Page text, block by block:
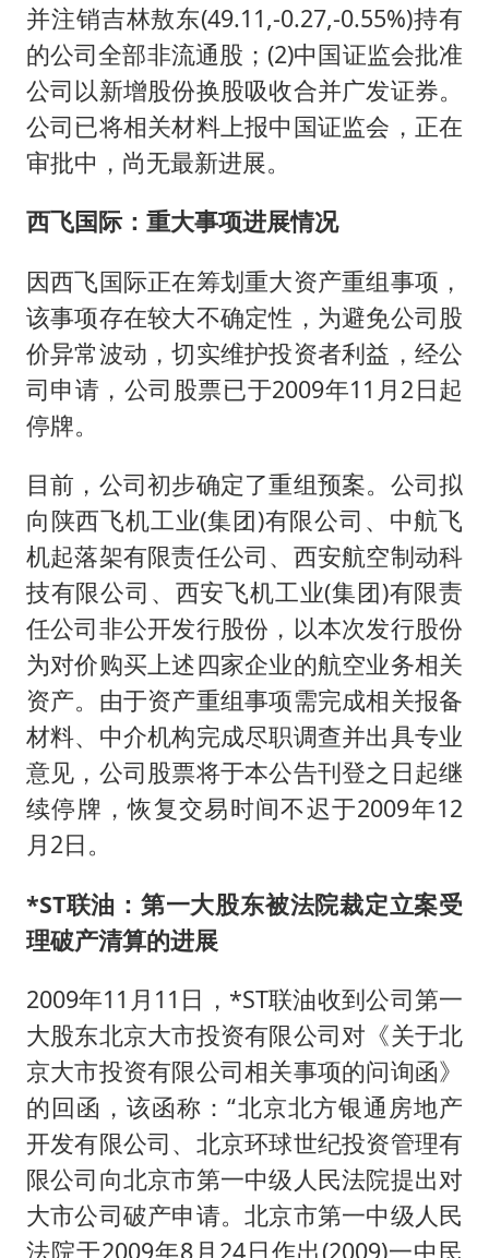
并注销吉林敖东(49.11,-0.27,-0.55%)持有
的公司全部非流通股；(2)中国证监会批准
公司以新增股份换股吸收合并广发证券。
公司已将相关材料上报中国证监会，正在
审批中，尚无最新进展。
西飞国际：重大事项进展情况
因西飞国际正在筹划重大资产重组事项，
该事项存在较大不确定性，为避免公司股
价异常波动，切实维护投资者利益，经公
司申请，公司股票已于2009年11月2日起
停牌。
目前，公司初步确定了重组预案。公司拟
向陕西飞机工业(集团)有限公司、中航飞
机起落架有限责任公司、西安航空制动科
技有限公司、西安飞机工业(集团)有限责
任公司非公开发行股份，以本次发行股份
为对价购买上述四家企业的航空业务相关
资产。由于资产重组事项需完成相关报备
材料、中介机构完成尽职调查并出具专业
意见，公司股票将于本公告刊登之日起继
续停牌，恢复交易时间不迟于2009年12
月2日。
*ST联油：第一大股东被法院裁定立案受
理破产清算的进展
2009年11月11日，*ST联油收到公司第一
大股东北京大市投资有限公司对《关于北
京大市投资有限公司相关事项的问询函》
的回函，该函称：“北京北方银通房地产
开发有限公司、北京环球世纪投资管理有
限公司向北京市第一中级人民法院提出对
大市公司破产申请。北京市第一中级人民
法院于2009年8月24日作出(2009)一中民